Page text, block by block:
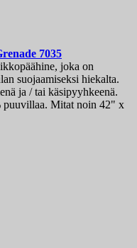
7035
joka on
suojaamiseksi hiekalta.
ja / tai käsipyyhkeenä.
puuvillaa. Mitat noin 42" x